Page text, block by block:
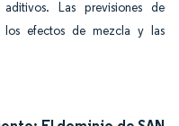
Las previsiones de
los efectos de mezcla y las